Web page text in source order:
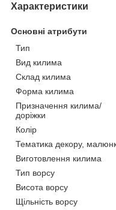
Характеристики
Основні атрибути
Тип
Вид килима
Склад килима
Форма килима
Призначення килима/
доріжки
Колір
Тематика декору,
Виготовлення килима
Тип ворсу
Висота ворсу
Щільність ворсу